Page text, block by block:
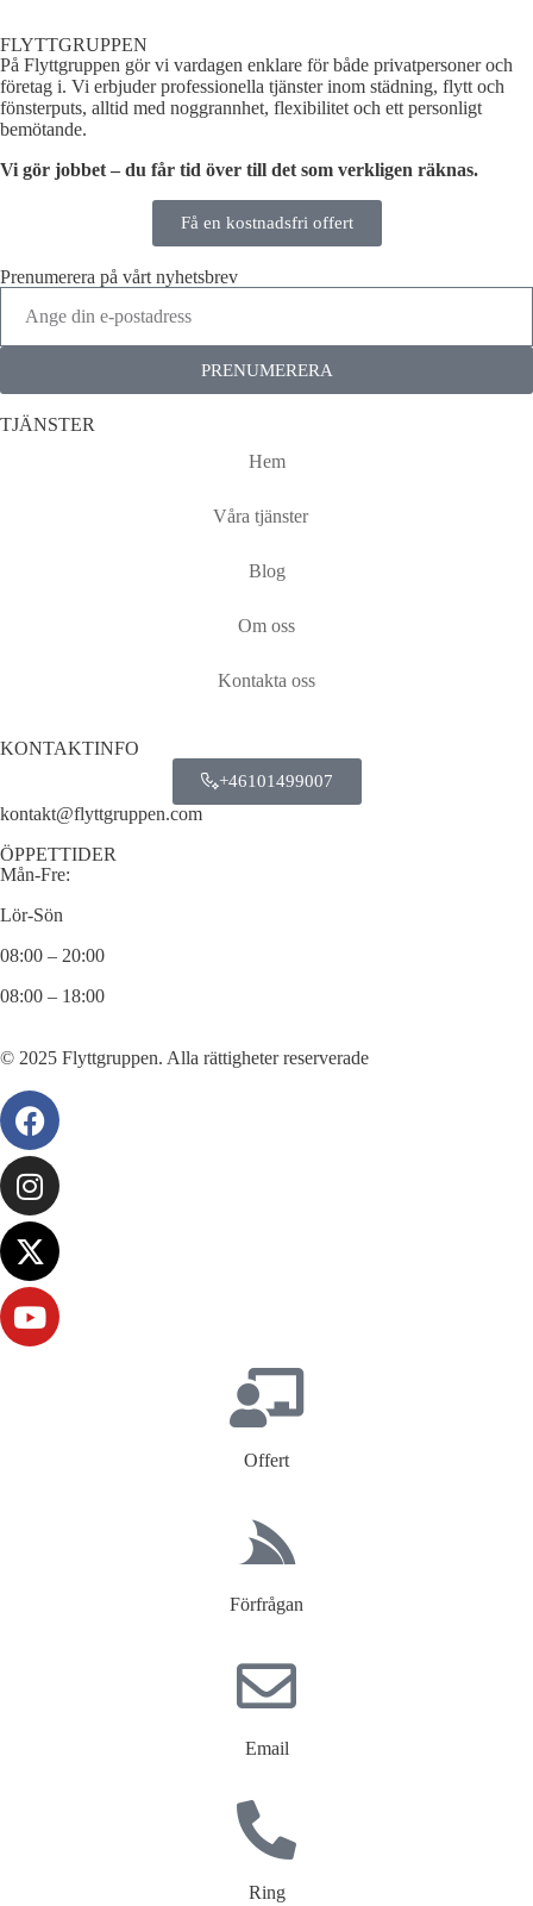
FLYTTGRUPPEN
På Flyttgruppen gör vi vardagen enklare för både privatpersoner och
företag i. Vi erbjuder professionella tjänster inom städning, flytt och
fönsterputs, alltid med noggrannhet, flexibilitet och ett personligt
bemötande.
Vi gör jobbet – du får tid över till det som verkligen räknas.
Få en kostnadsfri offert
Prenumerera på vårt nyhetsbrev
PRENUMERERA
TJÄNSTER
Hem
Våra tjänster
Blog
Om oss
Kontakta oss
KONTAKTINFO
+46101499007
kontakt@flyttgruppen.com
ÖPPETTIDER
Mån-Fre:
Lör-Sön
08:00 – 20:00
08:00 – 18:00
© 2025 Flyttgruppen. Alla rättigheter reserverade
Offert
Förfrågan
Email
Ring